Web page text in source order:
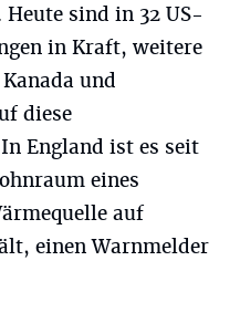
sind in 32 US-
in Kraft, weitere
und
diese
England ist es seit
eines
auf
einen Warnmelder